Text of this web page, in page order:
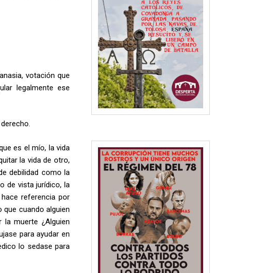
votación que
legalmente ese
es el mío, la vida
la vida de otro,
debilidad como la
de vista jurídico, la
referencia por
cuando alguien
muerte ¿Alguien
para ayudar en
lo sedase para